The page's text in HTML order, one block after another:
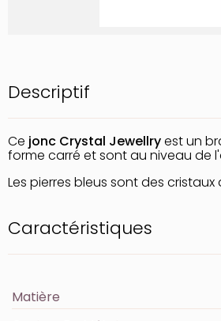
Descriptif
Ce jonc Crystal Jewellryest un
forme carré et sont au niveau de
Les pierres bleus sont des
Caractéristiques
Matière